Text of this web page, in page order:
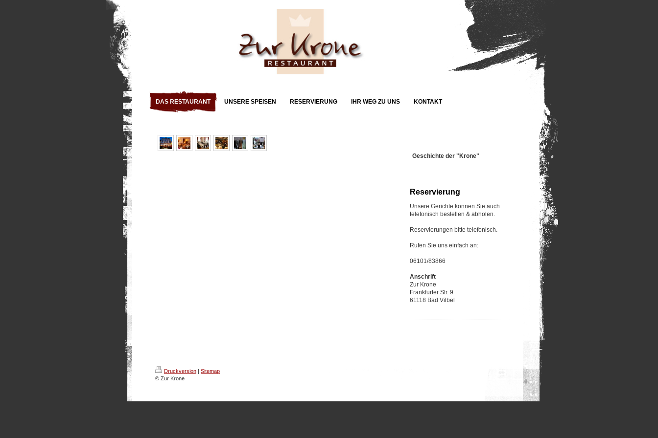
DAS RESTAURANT UNSERE SPEISEN RESERVIERUNG IHR WEG ZU UNS KONTAKT
Geschichte der "Krone"
Reservierung
Unsere Gerichte können Sie auch
telefonisch bestellen & abholen.
Reservierungen bitte telefonisch.
Rufen Sie uns einfach an:
06101/83866
Anschrift
Zur Krone
Frankfurter Str. 9
61118 Bad Vilbel
Druckversion | Sitemap
© Zur Krone